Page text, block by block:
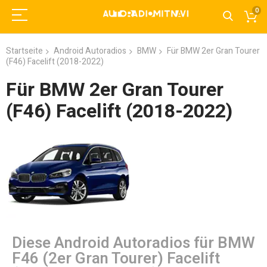
0
Startseite Android Autoradios BMW
Für BMW 2er Gran Tourer
(F46) Facelift (2018-2022)
Für BMW 2er Gran Tourer
(F46) Facelift (2018-2022)
Diese Android Autoradios für BMW
F46 (2er Gran Tourer) Facelift